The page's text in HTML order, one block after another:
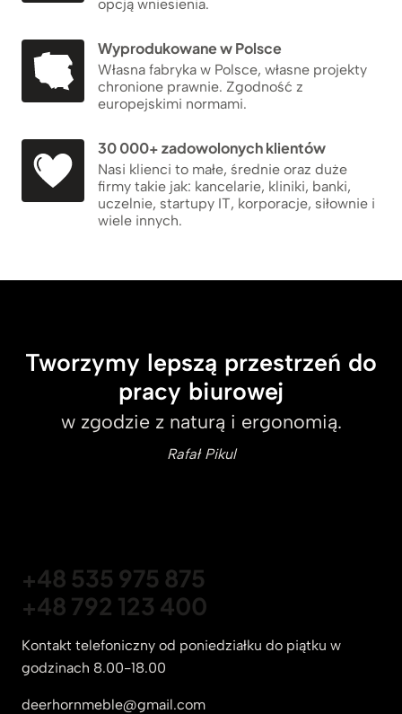
opcją wniesienia.
Wyprodukowane w Polsce
Własna fabryka w Polsce, własne projekty
chronione prawnie. Zgodność z
europejskimi normami.
30 000+ zadowolonych klientów
Nasi klienci to małe, średnie oraz duże
firmy takie jak: kancelarie, kliniki, banki,
uczelnie, startupy IT, korporacje, siłownie i
wiele innych.
Tworzymy lepszą przestrzeń do
pracy biurowej
w zgodzie z naturą i ergonomią.
Rafał Pikul
+48 535 975 875
+48 792 123 400
Kontakt telefoniczny od poniedziałku do piątku w
godzinach 8.00-18.00
deerhornmeble@gmail.com